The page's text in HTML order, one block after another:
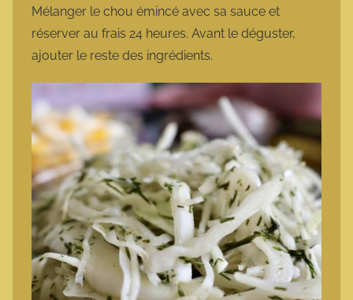
Mélanger le chou émincé avec sa sauce et
réserver au frais 24 heures. Avant le déguster,
ajouter le reste des ingrédients.